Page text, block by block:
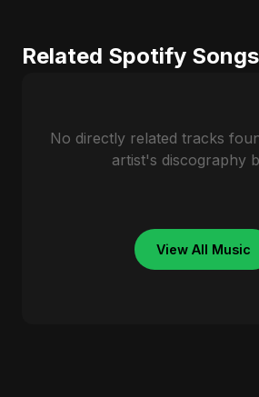
Related Spotify Songs
No directly related tracks
artist's discography
View All Music